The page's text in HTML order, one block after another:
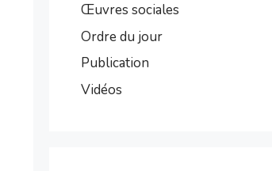
Œuvres sociales
Ordre du jour
Publication
Vidéos